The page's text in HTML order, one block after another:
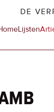
DE
Lijsten